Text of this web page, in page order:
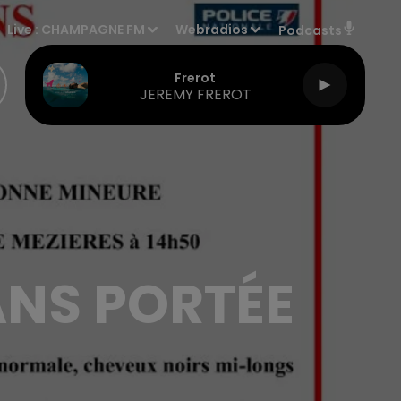
Live : CHAMPAGNE FM Webradios Podcasts
Frerot
JEREMY FREROT
PORTÉE